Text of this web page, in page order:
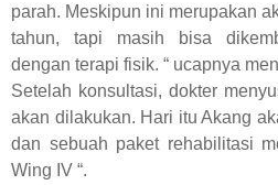
parah. Meskipun ini merupakan
tahun, tapi masih bisa
dengan terapi fisik. “ ucapnya
Setelah konsultasi, dokter
akan dilakukan. Hari itu Akang
dan sebuah paket rehabilitasi
Wing IV “.